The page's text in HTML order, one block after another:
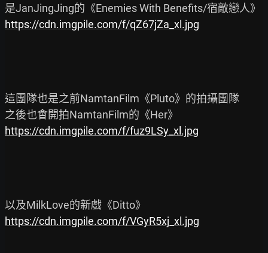
https://cdn.imgpile.com/f/qZ67jZa_xl.jpg
這團隊也是之前NamtanFilm《Pluto》的拍攝團隊
https://cdn.imgpile.com/f/fuz9LSy_xl.jpg
https://cdn.imgpile.com/f/VGyR5xj_xl.jpg